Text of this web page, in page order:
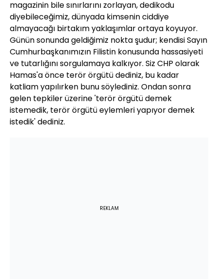
magazinin bile sınırlarını zorlayan, dedikodu
diyebileceğimiz, dünyada kimsenin ciddiye
almayacağı birtakım yaklaşımlar ortaya koyuyor.
Günün sonunda geldiğimiz nokta şudur; kendisi Sayın
Cumhurbaşkanımızın Filistin konusunda hassasiyeti
ve tutarlığını sorgulamaya kalkıyor. Siz CHP olarak
Hamas'a önce terör örgütü dediniz, bu kadar
katliam yapılırken bunu söylediniz. Ondan sonra
gelen tepkiler üzerine 'terör örgütü demek
istemedik, terör örgütü eylemleri yapıyor demek
istedik' dediniz.
REKLAM